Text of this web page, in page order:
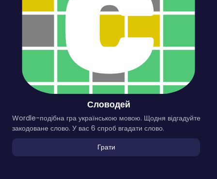
Словодей
Wordle-подібна гра українською мовою. Щодня відгадуйте
закодоване слово. У вас 6 спроб вгадати слово.
Грати